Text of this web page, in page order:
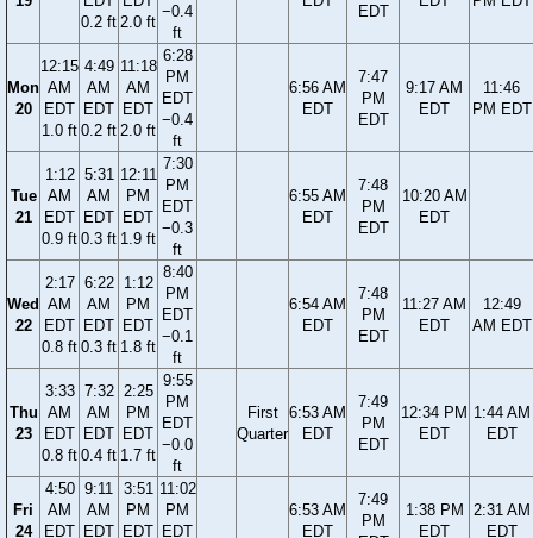
0.2 ft 2.0 ft
−0.4
ft
EDT
Mon
20
12:15
AM
EDT
1.0 ft
4:49
AM
EDT
0.2 ft
11:18
AM
EDT
2.0 ft
6:28
PM
EDT
−0.4
ft
6:56 AM
EDT
7:47
PM
EDT
9:17 AM
EDT
11:46
PM EDT
Tue
21
1:12
AM
EDT
0.9 ft
5:31
AM
EDT
0.3 ft
12:11
PM
EDT
1.9 ft
7:30
PM
EDT
−0.3
ft
6:55 AM
EDT
7:48
PM
EDT
10:20 AM
EDT
Wed
22
2:17
AM
EDT
0.8 ft
6:22
AM
EDT
0.3 ft
1:12
PM
EDT
1.8 ft
8:40
PM
EDT
−0.1
ft
6:54 AM
EDT
7:48
PM
EDT
11:27 AM
EDT
12:49
AM EDT
Thu
23
3:33
AM
EDT
0.8 ft
7:32
AM
EDT
0.4 ft
2:25
PM
EDT
1.7 ft
9:55
PM
EDT
−0.0
ft
First
Quarter
6:53 AM
EDT
7:49
PM
EDT
12:34 PM
EDT
1:44 AM
EDT
Fri
24
4:50
AM
EDT
9:11
AM
EDT
3:51
PM
EDT
11:02
PM
EDT
6:53 AM
EDT
7:49
PM
1:38 PM
EDT
2:31 AM
EDT